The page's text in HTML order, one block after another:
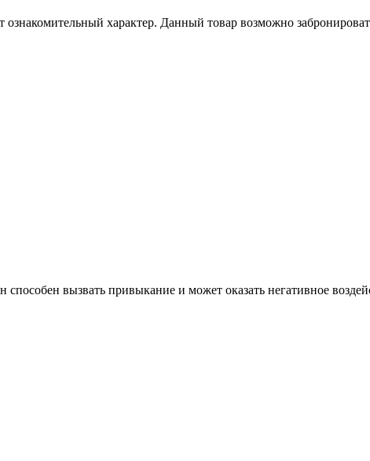
характер. Данный товар возможно
вызвать привыкание и может оказать негативное